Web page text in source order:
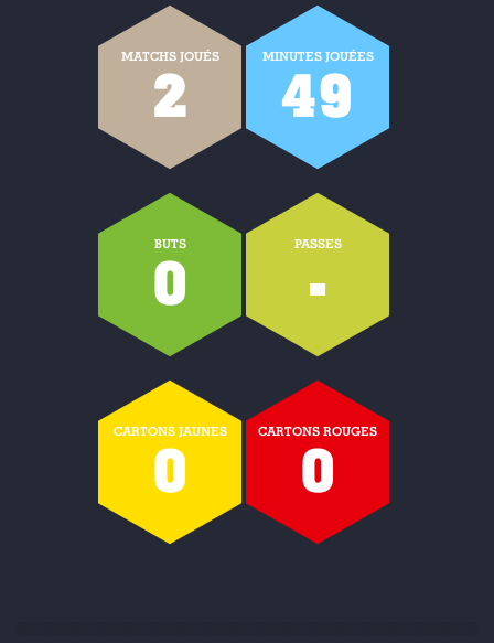
MATCHS JOUÉS
2
MINUTES JOUÉES
49
BUTS
0
PASSES
-
CARTONS JAUNES
0
CARTONS ROUGES
0